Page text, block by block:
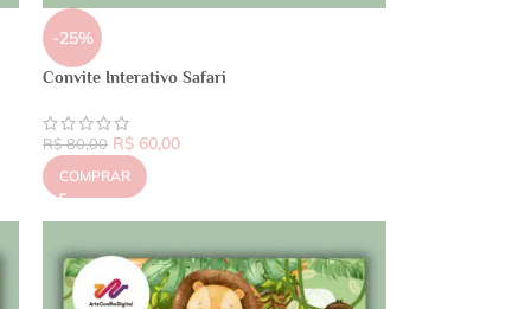
-25%
Convite Interativo Safari
R$80,00 R$ 60,00
COMPRAR